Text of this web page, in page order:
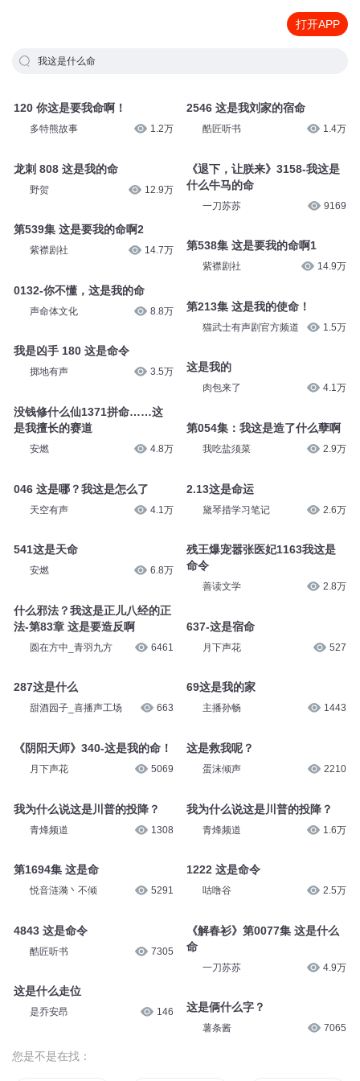
打开APP
我这是什么命
120 你这是要我命啊！
多特熊故事 1.2万
龙刺 808 这是我的命
野贺 12.9万
第539集 这是要我的命啊2
紫襟剧社 14.7万
0132-你不懂，这是我的命
声命体文化 8.8万
我是凶手 180 这是命令
掷地有声 3.5万
没钱修什么仙1371拼命……这
是我擅长的赛道
安燃 4.8万
046 这是哪？我这是怎么了
天空有声 4.1万
541这是天命
安燃 6.8万
什么邪法？我这是正儿八经的正
法-第83章 这是要造反啊
圆在方中_青羽九方 6461
287这是什么
甜酒园子_喜播声工场 663
《阴阳天师》340-这是我的命！
月下声花 5069
我为什么说这是川普的投降？
青烽频道 1308
第1694集 这是命
悦音涟漪丶不倾 5291
4843 这是命令
酷匠听书 7305
这是什么走位
是乔安昂 146
2546 这是我刘家的宿命
酷匠听书 1.4万
《退下，让朕来》3158-我这是
什么牛马的命
一刀苏苏 9169
第538集 这是要我的命啊1
紫襟剧社 14.9万
第213集 这是我的使命！
猫武士有声剧官方频道 1.5万
这是我的
肉包来了 4.1万
第054集：我这是造了什么孽啊
我吃盐须菜 2.9万
2.13这是命运
黛琴措学习笔记 2.6万
残王爆宠嚣张医妃1163我这是
命令
善读文学 2.8万
637-这是宿命
月下声花 527
69这是我的家
主播孙畅 1443
这是救我呢？
蛋沫倾声 2210
我为什么说这是川普的投降？
青烽频道 1.6万
1222 这是命令
咕噜谷 2.5万
《解春衫》第0077集 这是什么
命
一刀苏苏 4.9万
这是俩什么字？
薯条酱 7065
您是不是在找：